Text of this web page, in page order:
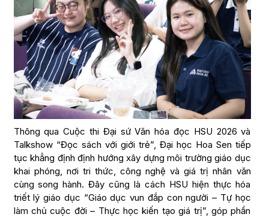
Thông qua Cuộc thi Đại sứ Văn hóa đọc HSU 2026 và
Talkshow “Đọc sách với giới trẻ”, Đại học Hoa Sen tiếp
tục khẳng định định hướng xây dựng môi trường giáo dục
khai phóng, nơi tri thức, công nghệ và giá trị nhân văn
cùng song hành. Đây cũng là cách HSU hiện thực hóa
triết lý giáo dục “Giáo dục vun đắp con người – Tự học
làm chủ cuộc đời – Thực học kiến tạo giá trị”, góp phần